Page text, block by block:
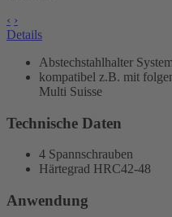
‹ ›
Details
Abstechstahlhalter
kompatibel z.B. mit
Multi Suisse
Technische Daten
4 Spannschrauben
Härtegrad HRC42-48
Anwendung